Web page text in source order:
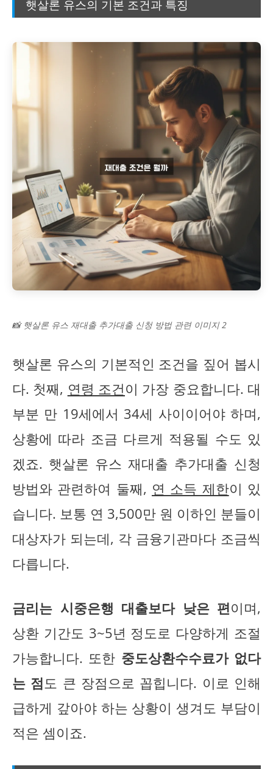
햇살론 유스의 기본 조건과 특징
📸 햇살론 유스 재대출 추가대출 신청 방법 관련 이미지 2
햇살론 유스의 기본적인 조건을 짚어 봅시
다. 첫째, 연령 조건이 가장 중요합니다. 대
부분 만 19세에서 34세 사이이어야 하며,
상황에 따라 조금 다르게 적용될 수도 있
겠죠. 햇살론 유스 재대출 추가대출 신청
방법와 관련하여 둘째, 연 소득 제한이 있
습니다. 보통 연 3,500만 원 이하인 분들이
대상자가 되는데, 각 금융기관마다 조금씩
다릅니다.
금리는 시중은행 대출보다 낮은 편이며,
상환 기간도 3~5년 정도로 다양하게 조절
가능합니다. 또한 중도상환수수료가 없다
는 점도 큰 장점으로 꼽힙니다. 이로 인해
급하게 갚아야 하는 상황이 생겨도 부담이
적은 셈이죠.